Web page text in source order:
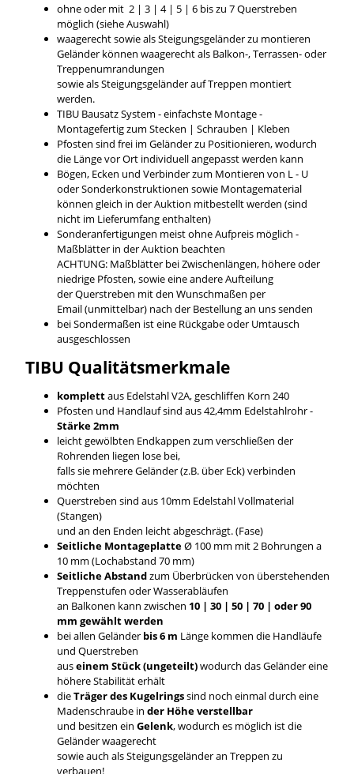
ohne oder mit 2 | 3 | 4 | 5 | 6 bis zu 7 Querstreben
möglich (siehe Auswahl)
waagerecht sowie als Steigungsgeländer zu montieren
Geländer können waagerecht als Balkon-, Terrassen- oder
Treppenumrandungen
sowie als Steigungsgeländer auf Treppen montiert
werden.
TIBU Bausatz System - einfachste Montage -
Montagefertig zum Stecken | Schrauben | Kleben
Pfosten sind frei im Geländer zu Positionieren, wodurch
die Länge vor Ort individuell angepasst werden kann
Bögen, Ecken und Verbinder zum Montieren von L - U
oder Sonderkonstruktionen sowie Montagematerial
können gleich in der Auktion mitbestellt werden (sind
nicht im Lieferumfang enthalten)
Sonderanfertigungen meist ohne Aufpreis möglich -
Maßblätter in der Auktion beachten
ACHTUNG: Maßblätter bei Zwischenlängen, höhere oder
niedrige Pfosten, sowie eine andere Aufteilung
der Querstreben mit den Wunschmaßen per
Email (unmittelbar) nach der Bestellung an uns senden
bei Sondermaßen ist eine Rückgabe oder Umtausch
ausgeschlossen
TIBU Qualitätsmerkmale
komplettaus Edelstahl V2A, geschliffen Korn 240
Pfosten und Handlauf sind aus 42,4mm Edelstahlrohr -
Stärke 2mm
leicht gewölbten Endkappen zum verschließen der
Rohrenden liegen lose bei,
falls sie mehrere Geländer (z.B. über Eck) verbinden
möchten
Querstreben sind aus 10mm Edelstahl Vollmaterial
(Stangen)
und an den Enden leicht abgeschrägt. (Fase)
Seitliche MontageplatteØ 100 mm mit 2 Bohrungen a
10 mm (Lochabstand 70 mm)
Seitliche Abstandzum Überbrücken von überstehenden
Treppenstufen oder Wasserabläufen
an Balkonen kann zwischen 10 | 30 | 50 | 70 | oder 90
mm gewählt werden
bei allen Geländer bis 6 m Länge kommen die Handläufe
und Querstreben
auseinem Stück (ungeteilt)wodurch das Geländer eine
höhere Stabilität erhält
dieTräger des Kugelringssind noch einmal durch eine
Madenschraube in der Höhe verstellbar
und besitzen ein Gelenk, wodurch es möglich ist die
Geländer waagerecht
sowie auch als Steigungsgeländer an Treppen zu
verbauen!